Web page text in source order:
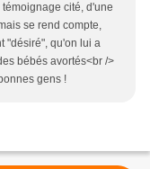
cité, d'une
se rend compte,
"désiré", qu'on lui a
bébés avortés<br />
gens !